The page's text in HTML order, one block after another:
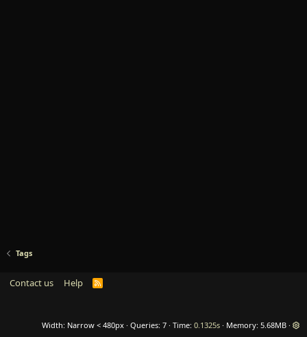
Tags
Contact us Help
R
Width Queries 7 Time 0.1325s Memory 5.68MB